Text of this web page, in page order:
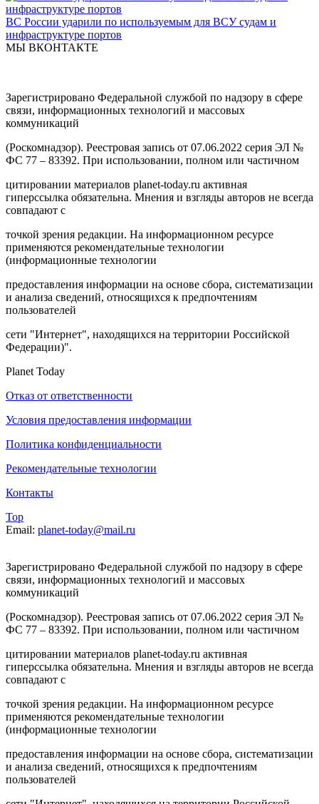
ВС России ударили по используемым для ВСУ судам и
инфраструктуре портов
МЫ ВКОНТАКТЕ
Зарегистрировано Федеральной службой по надзору в сфере
связи, информационных технологий и массовых
коммуникаций
(Роскомнадзор). Реестровая запись от 07.06.2022 серия ЭЛ №
ФС 77 – 83392. При использовании, полном или частичном
цитировании материалов planet-today.ru активная
гиперссылка обязательна. Мнения и взгляды авторов не всегда
совпадают с
точкой зрения редакции. На информационном ресурсе
применяются рекомендательные технологии
(информационные технологии
предоставления информации на основе сбора, систематизации
и анализа сведений, относящихся к предпочтениям
пользователей
сети "Интернет", находящихся на территории Российской
Федерации)".
Planet Today
Отказ от ответственности
Условия предоставления информации
Политика конфиденциальности
Рекомендательные технологии
Контакты
Top
Email: planet-today@mail.ru
Зарегистрировано Федеральной службой по надзору в сфере
связи, информационных технологий и массовых
коммуникаций
(Роскомнадзор). Реестровая запись от 07.06.2022 серия ЭЛ №
ФС 77 – 83392. При использовании, полном или частичном
цитировании материалов planet-today.ru активная
гиперссылка обязательна. Мнения и взгляды авторов не всегда
совпадают с
точкой зрения редакции. На информационном ресурсе
применяются рекомендательные технологии
(информационные технологии
предоставления информации на основе сбора, систематизации
и анализа сведений, относящихся к предпочтениям
пользователей